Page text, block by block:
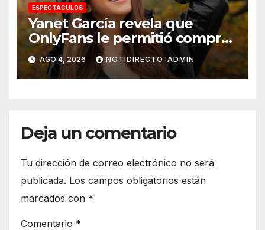
ESPECTACULOS
Yanet García revela que
OnlyFans le permitió comprar
un departamento en
Manhattan
AGO 4, 2026 NOTIDIRECTO-ADMIN
Deja un comentario
Tu dirección de correo electrónico no será
publicada. Los campos obligatorios están
marcados con *
Comentario *